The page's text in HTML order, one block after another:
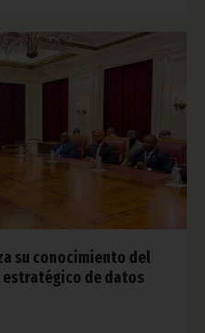
su conocimiento del
estratégico de datos